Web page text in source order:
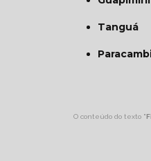
Tanguá
O conteúdo do texto "